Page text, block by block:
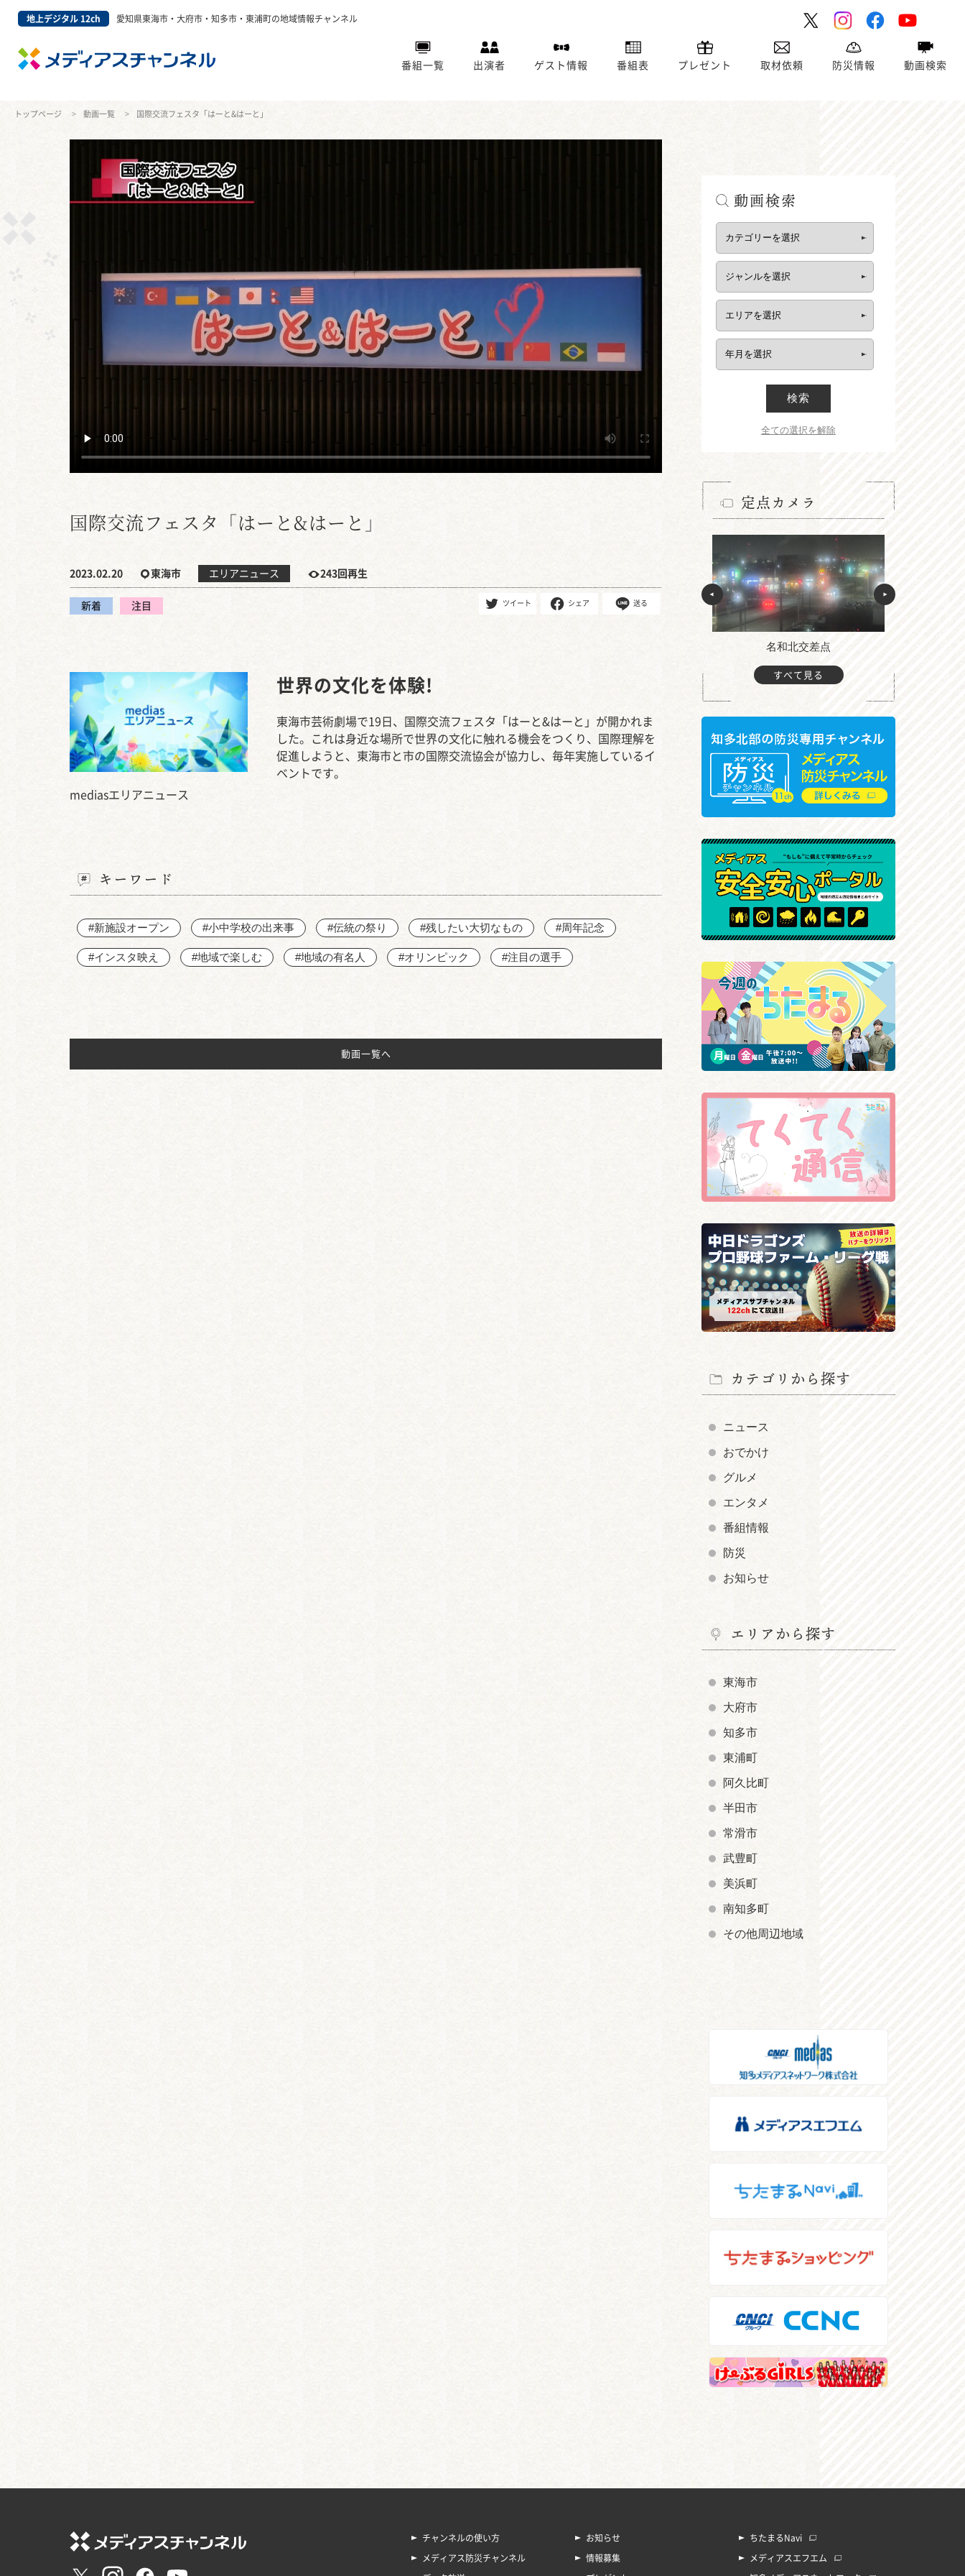
地上デジタル 12ch 愛知県東海市・大府市・知多市・東浦町の地域情報チャンネル
番組一覧 出演者 ゲスト情報 番組表 プレゼント 取材依頼 防災情報 動画検索
トップページ 動画一覧 国際交流フェスタ「はーと&はーと」
国際交流フェスタ「はーと&はーと」
2023.02.20 東海市 エリアニュース 243回再生
新着 注目 ツイート シェア 送る
mediasエリアニュース
世界の文化を体験!
東海市芸術劇場で19日、国際交流フェスタ「はーと&はーと」が開かれま
した。これは身近な場所で世界の文化に触れる機会をつくり、国際理解を
促進しようと、東海市と市の国際交流協会が協力し、毎年実施しているイ
ベントです。
キーワード
#新施設オープン #小中学校の出来事 #伝統の祭り #残したい大切なもの #周年記念
#インスタ映え #地域で楽しむ #地域の有名人 #オリンピック #注目の選手
動画一覧へ
動画検索
検索
全ての選択を解除
定点カメラ
名和北交差点
すべて見る
カテゴリから探す
ニュース
おでかけ
グルメ
エンタメ
番組情報
防災
お知らせ
エリアから探す
東海市
大府市
知多市
東浦町
阿久比町
半田市
常滑市
武豊町
美浜町
南知多町
その他周辺地域
チャンネルの使い方
メディアス防災チャンネル
お知らせ
情報募集
ちたまるNavi
メディアスエフエム